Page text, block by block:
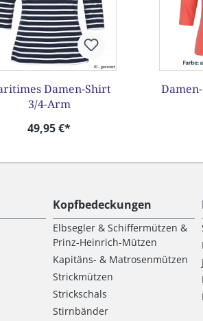
Damen-Shirt
3/4-Arm
49,95 €*
Kopfbedeckungen
Elbsegler & Schiffermützen &
Prinz-Heinrich-Mützen
Kapitäns- & Matrosenmützen
Strickmützen
Strickschals
Stirnbänder